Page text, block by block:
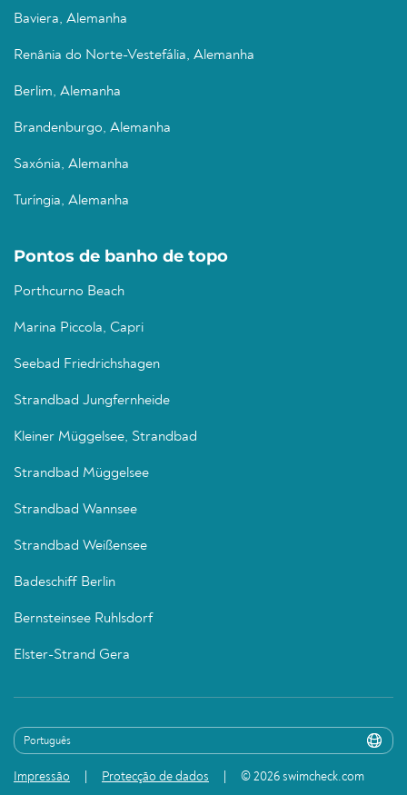
Baviera, Alemanha
Renânia do Norte-Vestefália, Alemanha
Berlim, Alemanha
Brandenburgo, Alemanha
Saxónia, Alemanha
Turíngia, Alemanha
Pontos de banho de topo
Porthcurno Beach
Marina Piccola, Capri
Seebad Friedrichshagen
Strandbad Jungfernheide
Kleiner Müggelsee, Strandbad
Strandbad Müggelsee
Strandbad Wannsee
Strandbad Weißensee
Badeschiff Berlin
Bernsteinsee Ruhlsdorf
Elster-Strand Gera
Impressão Protecção de dados © 2026 swimcheck.com